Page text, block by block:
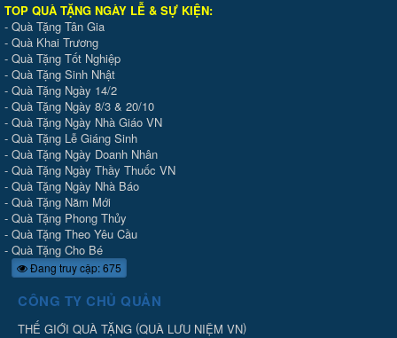
TOP QUÀ TẶNG NGÀY LỄ & SỰ KIỆN:
- Quà Tặng Tân Gia
- Quà Khai Trương
- Quà Tặng Tốt Nghiệp
- Quà Tặng Sinh Nhật
- Quà Tặng Ngày 14/2
- Quà Tặng Ngày 8/3 & 20/10
- Quà Tặng Ngày Nhà Giáo VN
- Quà Tặng Lễ Giáng Sinh
- Quà Tặng Ngày Doanh Nhân
- Quà Tặng Ngày Thầy Thuốc VN
- Quà Tặng Ngày Nhà Báo
- Quà Tặng Năm Mới
- Quà Tặng Phong Thủy
- Quà Tặng Theo Yêu Cầu
- Quà Tặng Cho Bé
Đang truy cập: 675
CÔNG TY CHỦ QUẢN
THẾ GIỚI QUÀ TẶNG (QUÀ LƯU NIỆM VN)